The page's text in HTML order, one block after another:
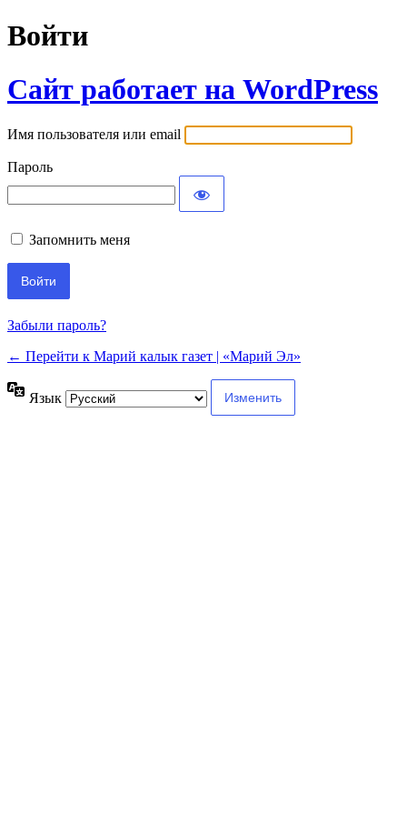
Войти
Сайт работает на WordPress
Имя пользователя или email
Пароль
Запомнить меня
Забыли пароль?
← Перейти к Марий калык газет | «Марий Эл»
Язык